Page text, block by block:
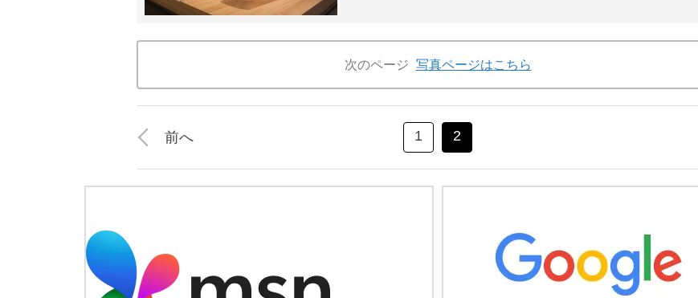
次のページ 写真ページはこちら
前へ 1 2